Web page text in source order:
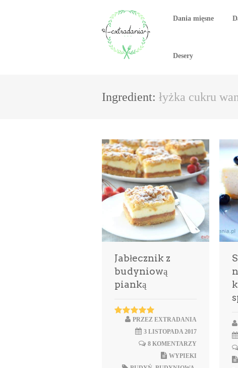
Dania mięsne
Desery
Ingredient: łyżka cukru
Jabłecznik z
budyniową
pianką
PRZEZ EXTRADANIA
3 LISTOPADA 2017
8 KOMENTARZY
WYPIEKI